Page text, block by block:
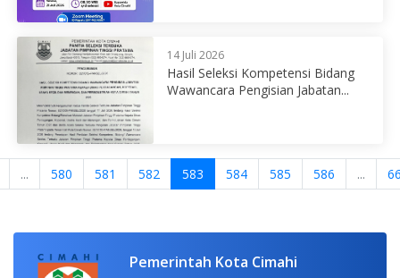
14 Juli 2026
Hasil Seleksi Kompetensi Bidang
Wawancara Pengisian Jabatan...
... 580 581 582 583 584 585 586 ...
Pemerintah Kota Cimahi